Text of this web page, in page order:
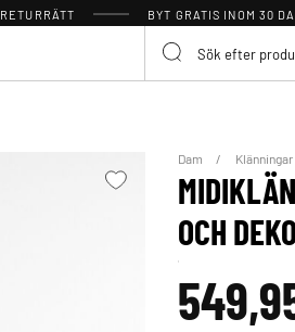
BYT GRATIS INOM 30
Dam Klänningar
OCH